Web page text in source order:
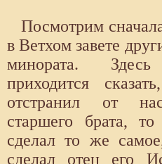
Посмотрим
в Ветхом завете
минората.
приходится
отстранил от
старшего брата,
сделал то же
сделал отец его